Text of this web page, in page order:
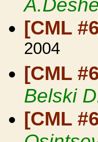
[CML
2004
[CML
Belski
[CML